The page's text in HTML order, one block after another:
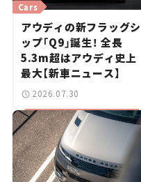
Cars
アウディの新フラッグシ
ップ「Q9」誕生！ 全長
5.3m超はアウディ史上
最大【新車ニュース】
2026.07.30